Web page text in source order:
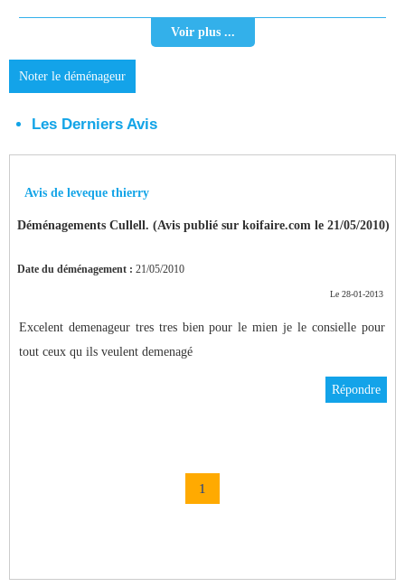
Voir plus ...
Noter le déménageur
Les Derniers Avis
Avis de leveque thierry
Déménagements Cullell. (Avis publié sur koifaire.com le 21/05/2010)
Date du déménagement : 21/05/2010
Le 28-01-2013
Excelent demenageur tres tres bien pour le mien je le consielle pour
tout ceux qu ils veulent demenagé
Répondre
1